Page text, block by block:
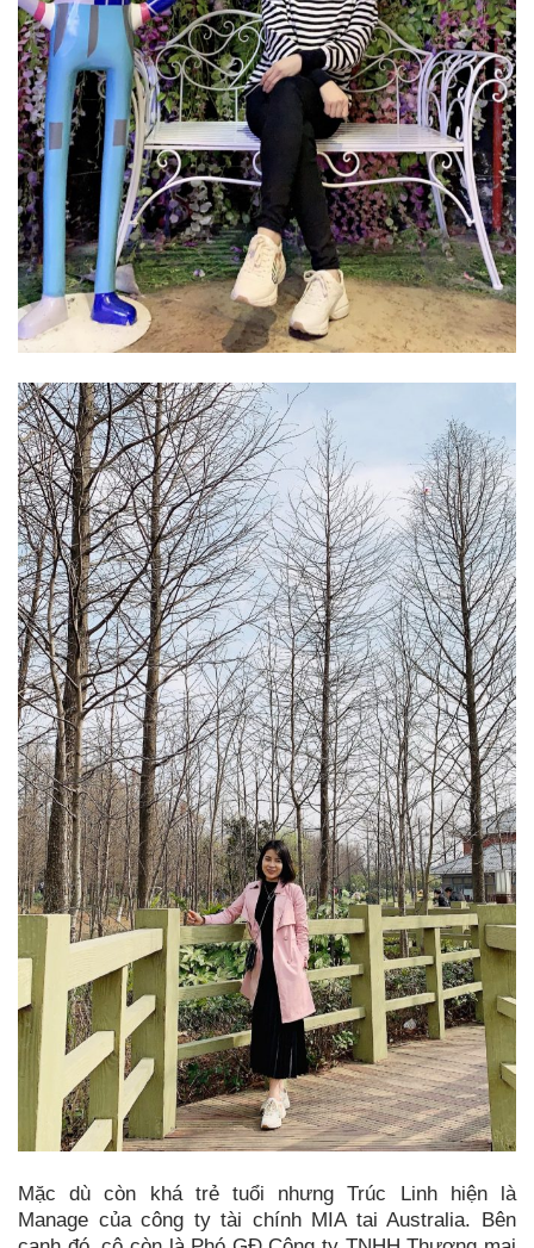
Mặc dù còn khá trẻ tuổi nhưng Trúc Linh hiện là
Manage của công ty tài chính MIA tai Australia. Bên